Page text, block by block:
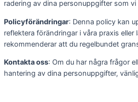
radering av dina personuppgifter som vi
Policyförändringar: Denna policy kan
reflektera förändringar i våra praxis eller
rekommenderar att du regelbundet
Kontakta oss: Om du har några frågor
hantering av dina personuppgifter,